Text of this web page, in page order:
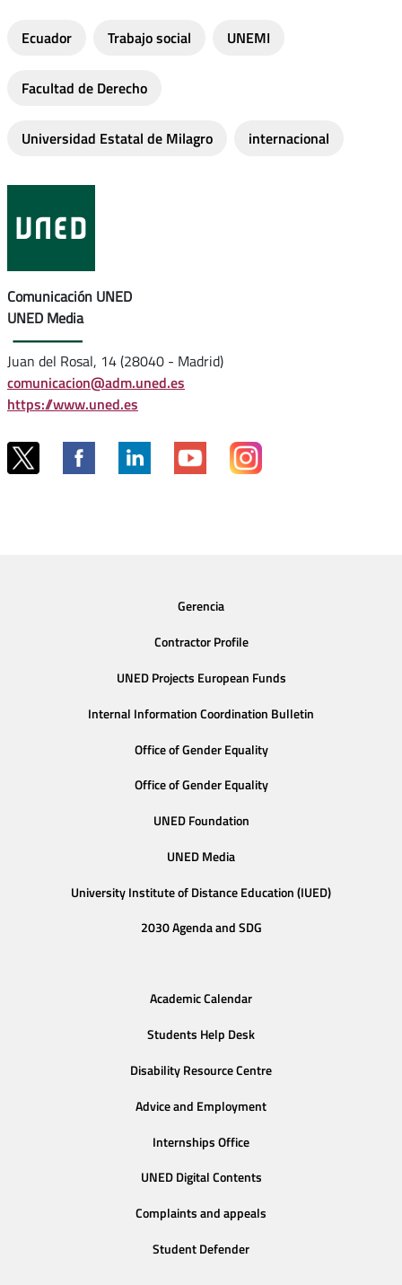
Ecuador Trabajo social UNEMI
Facultad de Derecho
Universidad Estatal de Milagro internacional
Comunicación UNED
UNED Media
Juan del Rosal, 14 (28040 - Madrid)
comunicacion@adm.uned.es
https://www.uned.es
Gerencia
Contractor Profile
UNED Projects European Funds
Internal Information Coordination Bulletin
Office of Gender Equality
Office of Gender Equality
UNED Foundation
UNED Media
University Institute of Distance Education (IUED)
2030 Agenda and SDG
Academic Calendar
Students Help Desk
Disability Resource Centre
Advice and Employment
Internships Office
UNED Digital Contents
Complaints and appeals
Student Defender